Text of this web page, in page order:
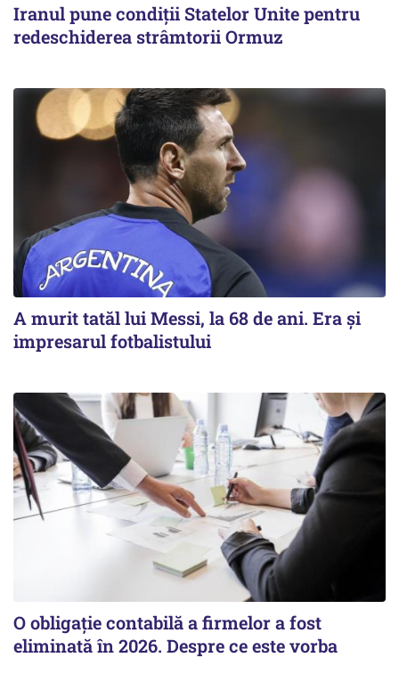
Iranul pune condiții Statelor Unite pentru
redeschiderea strâmtorii Ormuz
A murit tatăl lui Messi, la 68 de ani. Era și
impresarul fotbalistului
O obligație contabilă a firmelor a fost
eliminată în 2026. Despre ce este vorba